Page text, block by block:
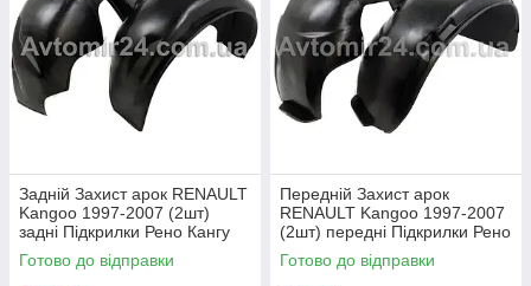
Задній Захист арок RENAULT
Kangoo 1997-2007 (2шт)
задні Підкрилки Рено Кангу
до 2007 пара задніх
Готово до відправки
Передній Захист арок
RENAULT Kangoo 1997-2007
(2шт) передні Підкрилки Рено
Кангу до 2007 пара передніх
Готово до відправки